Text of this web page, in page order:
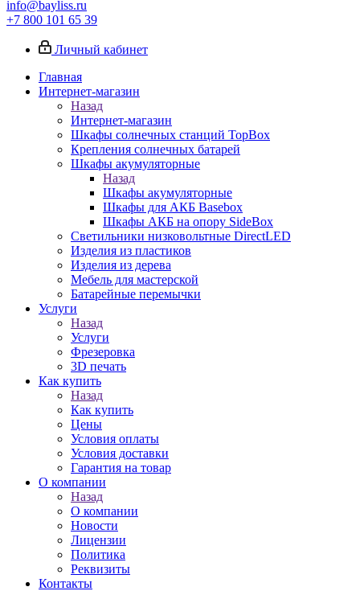
info@bayliss.ru
+7 800 101 65 39
Личный кабинет
Главная
Интернет-магазин
Назад
Интернет-магазин
Шкафы солнечных станций TopBox
Крепления солнечных батарей
Шкафы акумуляторные
Назад
Шкафы акумуляторные
Шкафы для АКБ Basebox
Шкафы АКБ на опору SideBox
Светильники низковольтные DirectLED
Изделия из пластиков
Изделия из дерева
Мебель для мастерской
Батарейные перемычки
Услуги
Назад
Услуги
Фрезеровка
3D печать
Как купить
Назад
Как купить
Цены
Условия оплаты
Условия доставки
Гарантия на товар
О компании
Назад
О компании
Новости
Лицензии
Политика
Реквизиты
Контакты